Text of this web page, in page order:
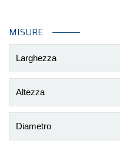
MISURE
Larghezza
Altezza
Diametro